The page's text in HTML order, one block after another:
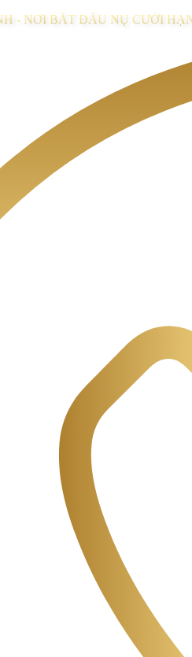
- NƠI BẮT ĐẦU NỤ CƯỜI